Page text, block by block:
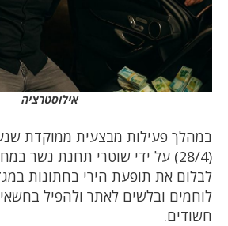
אילוסטרציה
במהלך פעילות מבצעית ממוקדת
(28/4) על ידי שוטרי תחנת נשר
לבלום את תופעת הירי בחתונות
לוחמים ובלשים לאתר ולהפיל בחשאי
חשודים.